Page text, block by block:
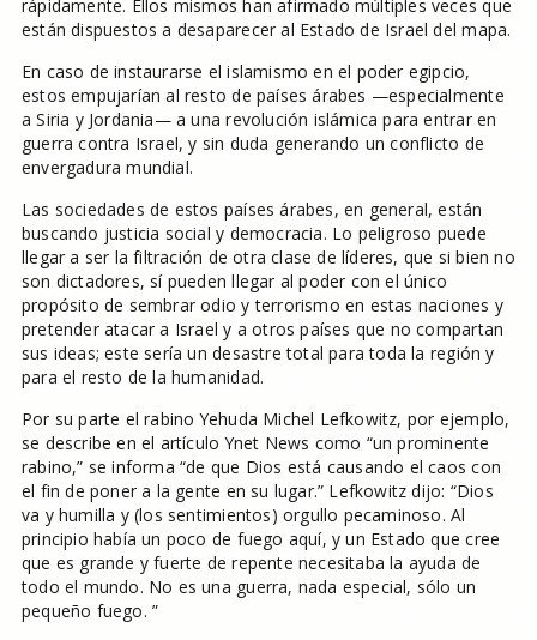
rápidamente. Ellos mismos han afirmado múltiples veces que
están dispuestos a desaparecer al Estado de Israel del mapa.
En caso de instaurarse el islamismo en el poder egipcio,
estos empujarían al resto de países árabes —especialmente
a Siria y Jordania— a una revolución islámica para entrar en
guerra contra Israel, y sin duda generando un conflicto de
envergadura mundial.
Las sociedades de estos países árabes, en general, están
buscando justicia social y democracia. Lo peligroso puede
llegar a ser la filtración de otra clase de líderes, que si bien no
son dictadores, sí pueden llegar al poder con el único
propósito de sembrar odio y terrorismo en estas naciones y
pretender atacar a Israel y a otros países que no compartan
sus ideas; este sería un desastre total para toda la región y
para el resto de la humanidad.
Por su parte el rabino Yehuda Michel Lefkowitz, por ejemplo,
se describe en el artículo Ynet News como “un prominente
rabino,” se informa “de que Dios está causando el caos con
el fin de poner a la gente en su lugar.” Lefkowitz dijo: “Dios
va y humilla y (los sentimientos) orgullo pecaminoso. Al
principio había un poco de fuego aquí, y un Estado que cree
que es grande y fuerte de repente necesitaba la ayuda de
todo el mundo. No es una guerra, nada especial, sólo un
pequeño fuego. ”